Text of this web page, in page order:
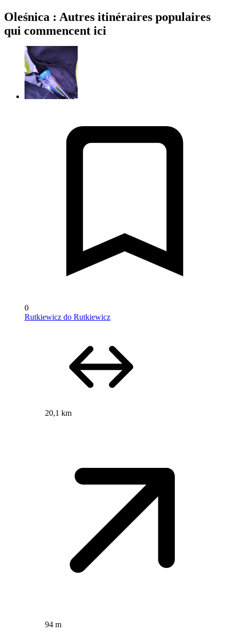
Oleśnica : Autres itinéraires populaires
qui commencent ici
0
Rutkiewicz do Rutkiewicz
20,1 km
94 m